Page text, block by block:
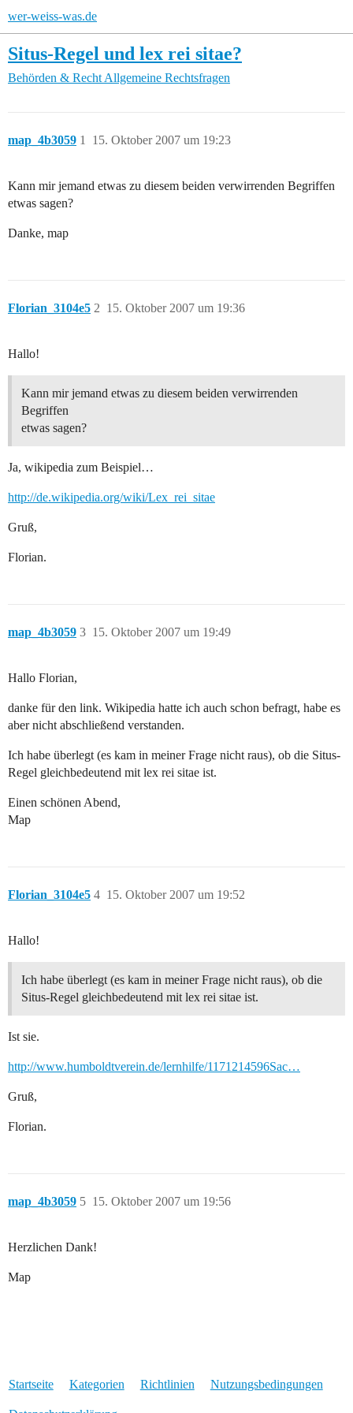
wer-weiss-was.de
Situs-Regel und lex rei sitae?
Behörden & Recht Allgemeine Rechtsfragen
map_4b3059 15. Oktober 2007 um 19:23
1
Kann mir jemand etwas zu diesem beiden verwirrenden Begriffen
etwas sagen?
Danke, map
Florian_3104e5 15. Oktober 2007 um 19:36
2
Hallo!
Kann mir jemand etwas zu diesem beiden verwirrenden
Begriffen
etwas sagen?
Ja, wikipedia zum Beispiel…
http://de.wikipedia.org/wiki/Lex_rei_sitae
Gruß,
Florian.
map_4b3059 15. Oktober 2007 um 19:49
3
Hallo Florian,
danke für den link. Wikipedia hatte ich auch schon befragt, habe es
aber nicht abschließend verstanden.
Ich habe überlegt (es kam in meiner Frage nicht raus), ob die Situs-
Regel gleichbedeutend mit lex rei sitae ist.
Einen schönen Abend,
Map
Florian_3104e5 15. Oktober 2007 um 19:52
4
Hallo!
Ich habe überlegt (es kam in meiner Frage nicht raus), ob die
Situs-Regel gleichbedeutend mit lex rei sitae ist.
Ist sie.
http://www.humboldtverein.de/lernhilfe/1171214596Sac…
Gruß,
Florian.
map_4b3059 15. Oktober 2007 um 19:56
5
Herzlichen Dank!
Map
Startseite Kategorien Richtlinien Nutzungsbedingungen